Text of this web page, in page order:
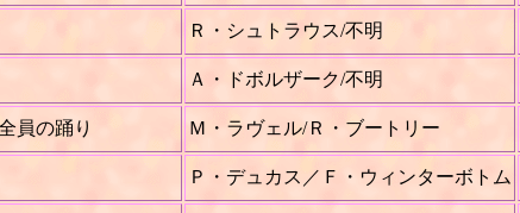
Ｒ・シュトラウス/不明
Ａ・ドボルザーク/不明
員の踊り Ｍ・ラヴェル/Ｒ・ブートリー
Ｐ・デュカス／Ｆ・ウィンターボトム